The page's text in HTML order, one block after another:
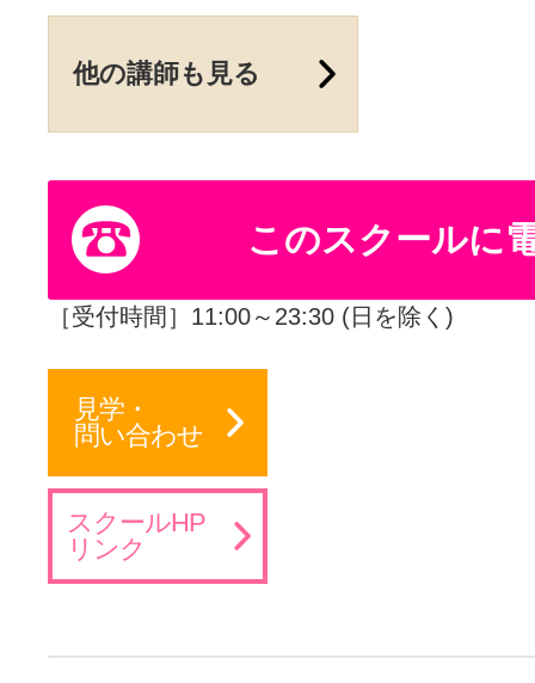
他の講師も見る
このスクールに
［受付時間］11:00～23:30 (日を除く)
見学・
問い合わせ
スクールHP
リンク